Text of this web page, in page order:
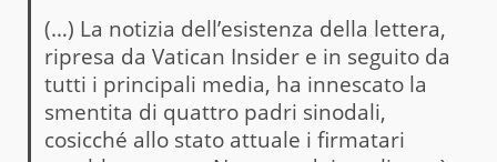
(…) La notizia dell’esistenza della lettera,
ripresa da Vatican Insider e in seguito da
tutti i principali media, ha innescato la
smentita di quattro padri sinodali,
cosicché allo stato attuale i firmatari